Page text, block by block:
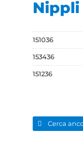
151036
153436
151236
Cerca
per: